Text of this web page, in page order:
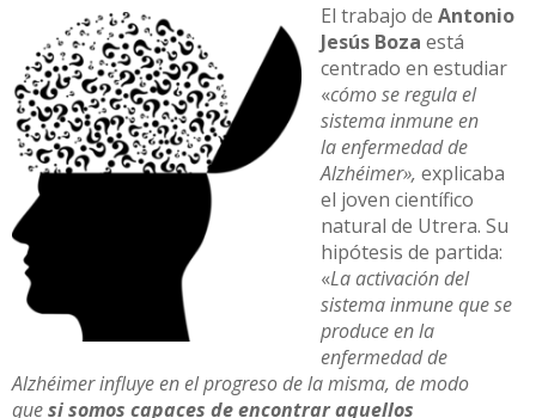
El trabajo de Antonio
Jesús Boza está
centrado en estudiar
«cómo se regula el
sistema inmune en
la enfermedad de
Alzhéimer», explicaba
el joven científico
natural de Utrera. Su
hipótesis de partida:
«La activación del
sistema inmune que se
produce en la
enfermedad de
Alzhéimer influye en el progreso de la misma, de modo
quesi somos capaces de encontrar aquellos